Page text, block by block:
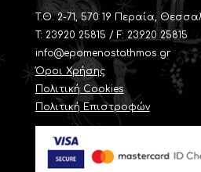
T.Θ. 2-71, 570 19 Περαία,
Τ: 23920 25815 / F: 23920 25815
info@epomenostathmos.gr
Όροι Χρήσης
Πολιτική Cookies
Πολιτική Επιστροφών